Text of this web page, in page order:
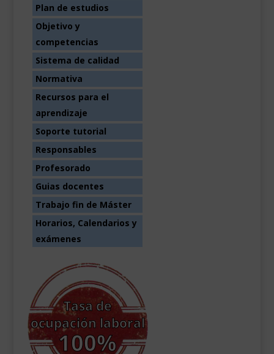
Plan de estudios
Objetivo y
competencias
Sistema de calidad
Normativa
Recursos para el
aprendizaje
Soporte tutorial
Responsables
Profesorado
Guias docentes
Trabajo fin de Máster
Horarios, Calendarios y
exámenes